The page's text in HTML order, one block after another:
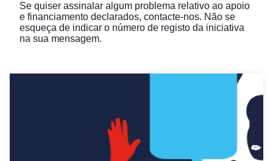
Se quiser assinalar algum problema relativo ao apoio
e financiamento declarados, contacte-nos. Não se
esqueça de indicar o número de registo da iniciativa
na sua mensagem.